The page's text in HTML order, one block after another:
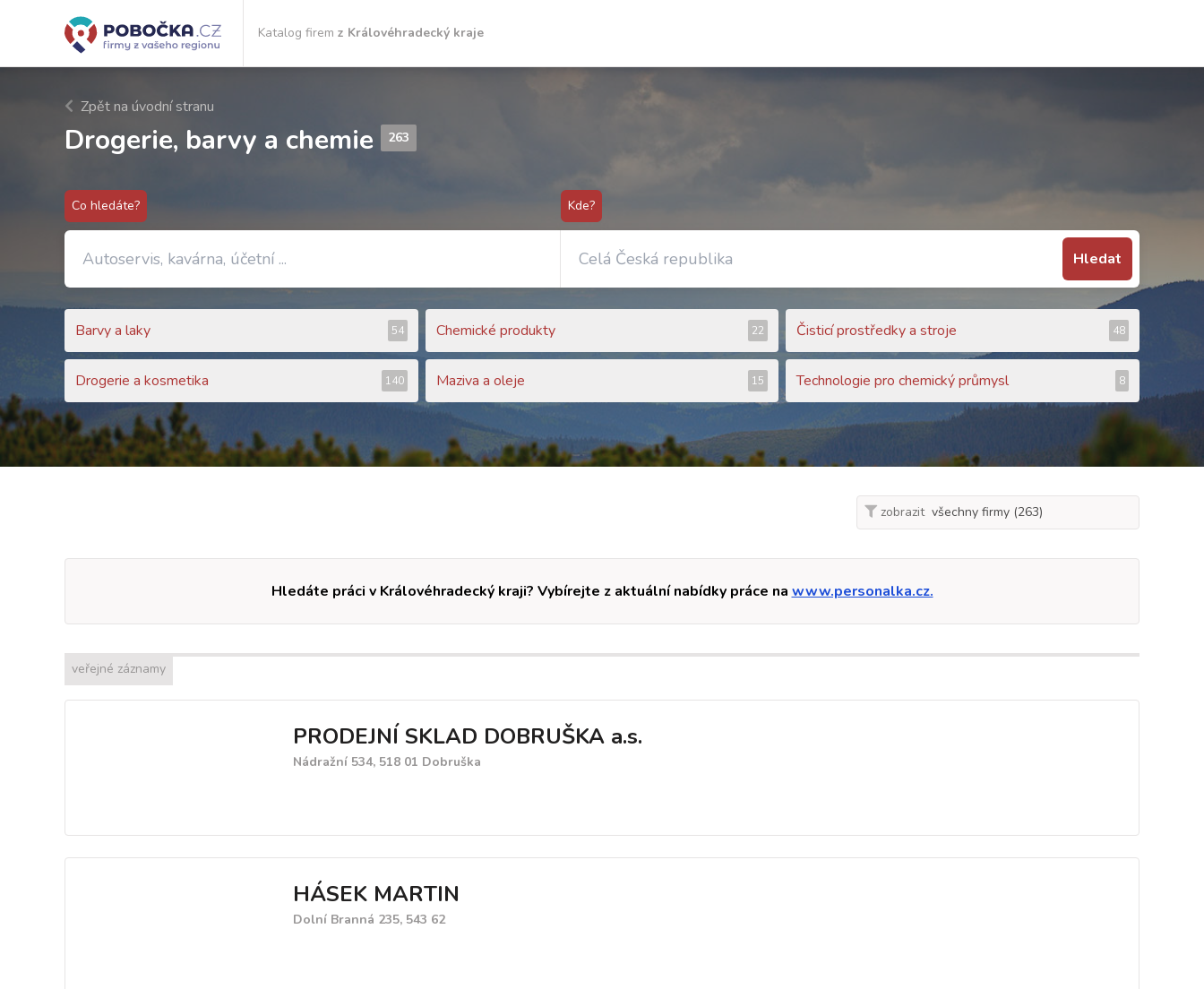
Katalog firem z Královéhradecký kraje
Zpět na úvodní stranu
Drogerie, barvy a chemie 263
Co hledáte? Kde?
Hledat
Barvy a laky 54 Chemické produkty 22 Čisticí prostředky a stroje 48
Drogerie a kosmetika 140 Maziva a oleje 15 Technologie pro chemický průmysl 8
zobrazit
Hledáte práci v Královéhradecký kraji? Vybírejte z aktuální nabídky práce na www.personalka.cz.
veřejné záznamy
PRODEJNÍ SKLAD DOBRUŠKA a.s.
Nádražní 534, 518 01 Dobruška
HÁSEK MARTIN
Dolní Branná 235, 543 62